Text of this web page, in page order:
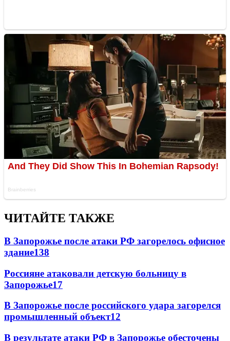
ЧИТАЙТЕ ТАКЖЕ
В Запорожье после атаки РФ загорелось офисное
здание138
Россияне атаковали детскую больницу в
Запорожье17
В Запорожье после российского удара загорелся
промышленный объект12
В результате атаки РФ в Запорожье обесточены